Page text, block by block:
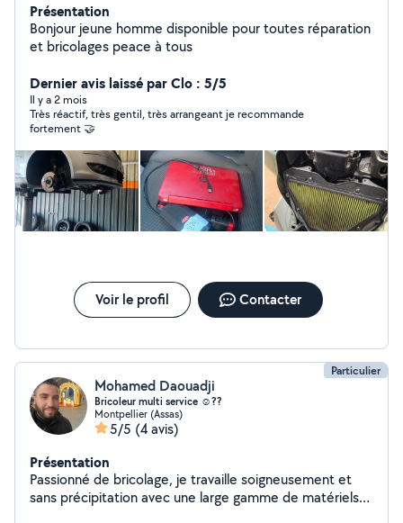
Présentation
Bonjour jeune homme disponible pour toutes réparation
et bricolages peace à tous
Dernier avis laissé par Clo : 5/5
Il y a 2 mois
Très réactif, très gentil, très arrangeant je recommande
fortement 🤝
Voir le profil Contacter
Particulier
Mohamed Daouadji
Bricoleur multi service ☺️??️
Montpellier (Assas)
5/5 (4 avis)
Présentation
Passionné de bricolage, je travaille soigneusement et
sans précipitation avec une large gamme de matériels